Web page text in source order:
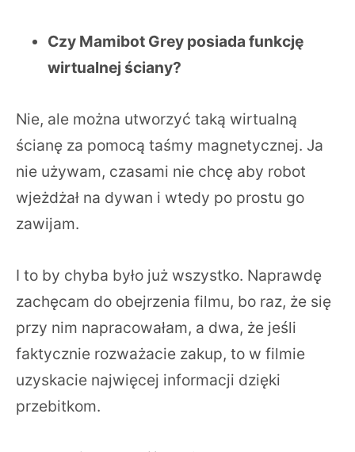
Czy Mamibot Grey posiada funkcję
wirtualnej ściany?
Nie, ale można utworzyć taką wirtualną
ścianę za pomocą taśmy magnetycznej. Ja
nie używam, czasami nie chcę aby robot
wjeżdżał na dywan i wtedy po prostu go
zawijam.
I to by chyba było już wszystko. Naprawdę
zachęcam do obejrzenia filmu, bo raz, że się
przy nim napracowałam, a dwa, że jeśli
faktycznie rozważacie zakup, to w filmie
uzyskacie najwięcej informacji dzięki
przebitkom.